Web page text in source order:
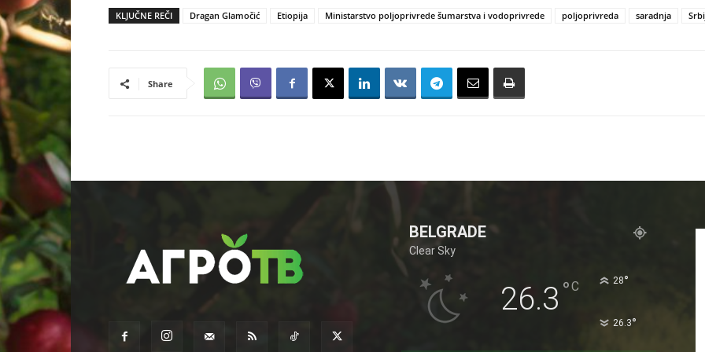
KLJUČNE REČI Dragan Glamočić Etiopija Ministarstvo poljoprivrede šumarstva i vodoprivrede poljoprivreda saradnja
Share
BELGRADE
Clear Sky
26.3 °C 28°
26.3°